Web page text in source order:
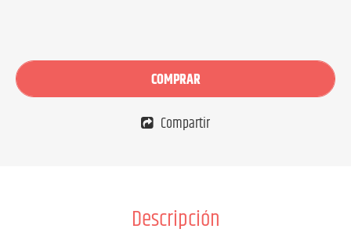
COMPRAR
Compartir
Descripción